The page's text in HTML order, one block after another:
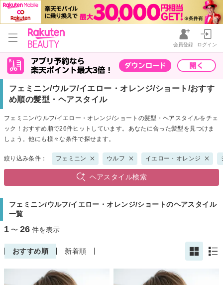
会員登録 ログイン
フェミニン/ウルフ/イエロー・オレンジ/ショート/おすす
め順の髪型・ヘアスタイル
フェミニン/ウルフ/イエロー・オレンジ/ショートの髪型・ヘアスタイルをチェ
ック！おすすめ順で26件ヒットしています。あなたに合った髪型を見つけま
しょう。他にも様々な条件で探せます。
絞り込み条件： フェミニン ウルフ イエロー・オレンジ
ヘアスタイル検索
フェミニン/ウルフ/イエロー・オレンジ/ショートのヘアスタイル
一覧
1 〜 26 件を表示
おすすめ順 新着順